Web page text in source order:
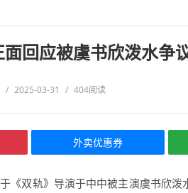
面回应被虞书欣泼水争
/ 2025-03-31 / 404阅读
外卖优惠券
《双轨》导演于中中被主演虞书欣